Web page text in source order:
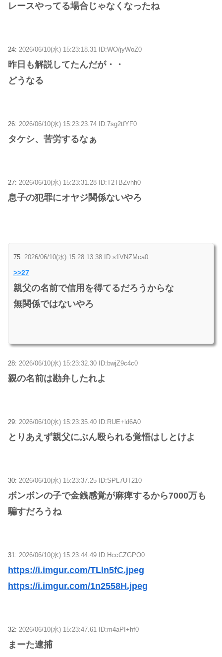
レースやってる場合じゃなくなったね
24: 2026/06/10(水) 15:23:18.31 ID:WO/jyWoZ0
昨日も解説してたんだが・・
どうなる
26: 2026/06/10(水) 15:23:23.74 ID:7sg2tfYF0
タケシ、苦労するなぁ
27: 2026/06/10(水) 15:23:31.28 ID:T2TBZvhh0
息子の犯罪にオヤジ関係ないやろ
75: 2026/06/10(水) 15:28:13.38 ID:s1VNZMca0
>>27
親父の名前で信用を得てるだろうからな
無関係ではないやろ
28: 2026/06/10(水) 15:23:32.30 ID:bwjZ9c4c0
親の名前は勘弁したれよ
29: 2026/06/10(水) 15:23:35.40 ID:RUE+ld6A0
とりあえず親父にぶん殴られる覚悟はしとけよ
30: 2026/06/10(水) 15:23:37.25 ID:SPL7UT210
ボンボンの子で金銭感覚が麻痺するから7000万も
騙すだろうね
31: 2026/06/10(水) 15:23:44.49 ID:HccCZGPO0
https://i.imgur.com/TLln5fC.jpeg
https://i.imgur.com/1n2558H.jpeg
32: 2026/06/10(水) 15:23:47.61 ID:m4aPI+hf0
まーた逮捕